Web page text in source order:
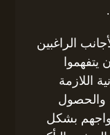
الراغبين
يتفهموا
اللازمة
والحصول
بشكل